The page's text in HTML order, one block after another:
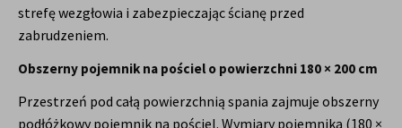
strefę wezgłowia i zabezpieczając ścianę przed
zabrudzeniem.
Obszerny pojemnik na pościel o powierzchni 180 × 200 cm
Przestrzeń pod całą powierzchnią spania zajmuje obszerny
podłóżkowy pojemnik na pościel. Wymiary pojemnika (180 ×